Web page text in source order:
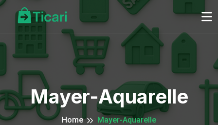
Mayer-Aquarelle
Home Mayer-Aquarelle